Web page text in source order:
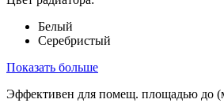
Белый
Серебристый
Показать больше
Эффективен для помещ. площадью до